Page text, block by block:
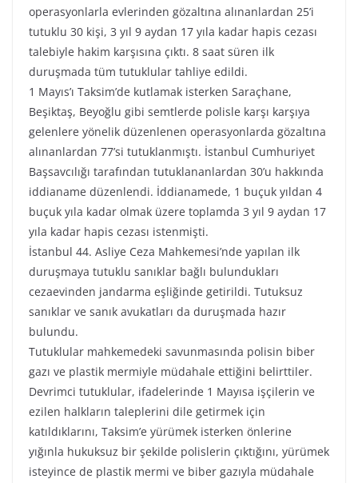
operasyonlarla evlerinden gözaltına alınanlardan 25’i
tutuklu 30 kişi, 3 yıl 9 aydan 17 yıla kadar hapis cezası
talebiyle hakim karşısına çıktı. 8 saat süren ilk
duruşmada tüm tutuklular tahliye edildi.
1 Mayıs’ı Taksim’de kutlamak isterken Saraçhane,
Beşiktaş, Beyoğlu gibi semtlerde polisle karşı karşıya
gelenlere yönelik düzenlenen operasyonlarda gözaltına
alınanlardan 77’si tutuklanmıştı. İstanbul Cumhuriyet
Başsavcılığı tarafından tutuklananlardan 30’u hakkında
iddianame düzenlendi. İddianamede, 1 buçuk yıldan 4
buçuk yıla kadar olmak üzere toplamda 3 yıl 9 aydan 17
yıla kadar hapis cezası istenmişti.
İstanbul 44. Asliye Ceza Mahkemesi’nde yapılan ilk
duruşmaya tutuklu sanıklar bağlı bulundukları
cezaevinden jandarma eşliğinde getirildi. Tutuksuz
sanıklar ve sanık avukatları da duruşmada hazır
bulundu.
Tutuklular mahkemedeki savunmasında polisin biber
gazı ve plastik mermiyle müdahale ettiğini belirttiler.
Devrimci tutuklular, ifadelerinde 1 Mayısa işçilerin ve
ezilen halkların taleplerini dile getirmek için
katıldıklarını, Taksim’e yürümek isterken önlerine
yığınla hukuksuz bir şekilde polislerin çıktığını, yürümek
isteyince de plastik mermi ve biber gazıyla müdahale